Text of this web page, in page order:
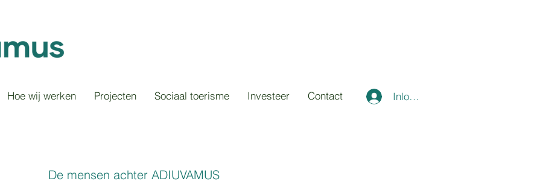
Hoe wij werken Projecten Sociaal toerisme Investeer Contact Inloggen
De mensen achter ADIUVAMUS